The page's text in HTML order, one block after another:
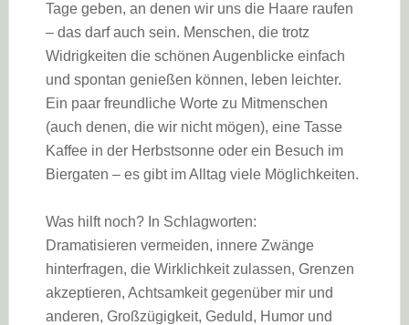
Tage geben, an denen wir uns die Haare raufen
– das darf auch sein. Menschen, die trotz
Widrigkeiten die schönen Augenblicke einfach
und spontan genießen können, leben leichter.
Ein paar freundliche Worte zu Mitmenschen
(auch denen, die wir nicht mögen), eine Tasse
Kaffee in der Herbstsonne oder ein Besuch im
Biergaten – es gibt im Alltag viele Möglichkeiten.
Was hilft noch? In Schlagworten:
Dramatisieren vermeiden, innere Zwänge
hinterfragen, die Wirklichkeit zulassen, Grenzen
akzeptieren, Achtsamkeit gegenüber mir und
anderen, Großzügigkeit, Geduld, Humor und